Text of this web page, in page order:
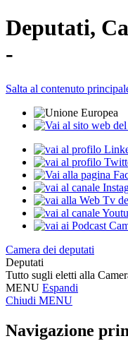
Deputati,
-
Salta al contenuto
Camera dei deputati
Deputati
Tutto sugli eletti alla
MENU Espandi
Chiudi MENU
Navigazione